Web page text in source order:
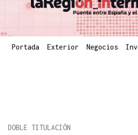
Portada Exterior Negocios
DOBLE TITULACIÓN